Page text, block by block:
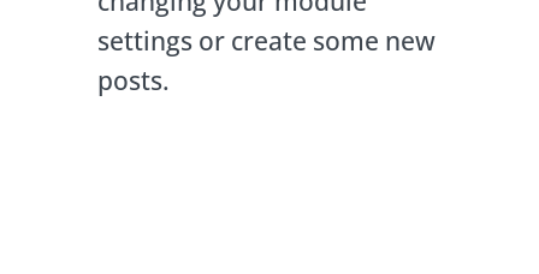
settings or create some new
posts.